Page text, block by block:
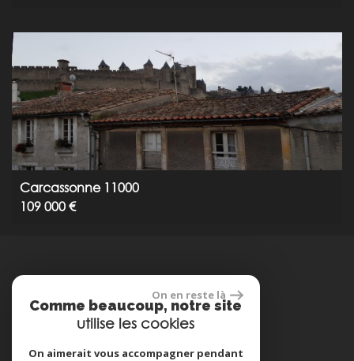
Carcassonne 11000
109 000 €
réalisé par
On en reste là
Comme beaucoup, notre site
utilise les cookies
On aimerait vous accompagner pendant